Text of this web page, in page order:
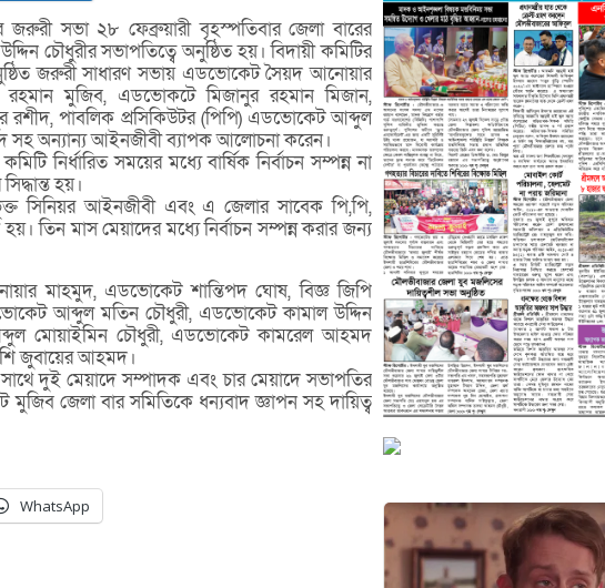
সভা ২৮ ফেব্রুয়ারী বৃহস্পতিবার জেলা বারের
চৌধুরীর সভাপতিত্বে অনুষ্ঠিত হয়। বিদায়ী কমিটির
জরুরী সাধারণ সভায় এডভোকেট সৈয়দ আনোয়ার
মুজিব, এডভোকটে মিজানুর রহমান মিজান,
পাবলিক প্রসিকিউটর (পিপি) এডভোকেট আব্দুল
অন্যান্য আইনজীবী ব্যাপক আলোচনা করেন।
নির্ধারিত সময়ের মধ্যে বার্ষিক নির্বাচন সম্পন্ন না
হয়।
সিনিয়র আইনজীবী এবং এ জেলার সাবেক পি,পি,
তিন মাস মেয়াদের মধ্যে নির্বাচন সম্পন্ন করার জন্য
মাহমুদ, এডভোকেট শান্তিপদ ঘোষ, বিজ্ঞ জিপি
আব্দুল মতিন চৌধুরী, এডভোকেট কামাল উদ্দিন
মোয়াইমিন চৌধুরী, এডভোকেট কামরেল আহমদ
জুবায়ের আহমদ।
দুই মেয়াদে সম্পাদক এবং চার মেয়াদে সভাপতির
জেলা বার সমিতিকে ধন্যবাদ জ্ঞাপন সহ দায়িত্ব
WhatsApp